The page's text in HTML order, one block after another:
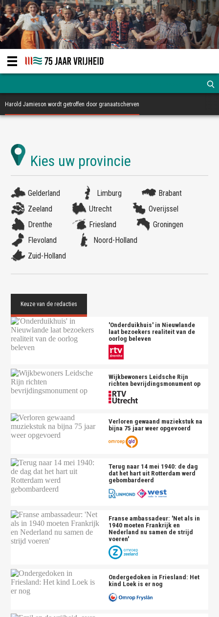
Harold Jamieson wordt getroffen door granaatscherven
Gelderland Limburg
Brabant
Zeeland
Utrecht
Overijssel
Drenthe
Friesland
Groningen
Flevoland
Noord-Holland
Zuid-Holland
'Onderduikhuis' in Nieuwlande
laat bezoekers realiteit van de
oorlog beleven
Wijkbewoners Leidsche Rijn
richten bevrijdingsmonument op
Verloren gewaand muziekstuk na
bijna 75 jaar weer opgevoerd
Terug naar 14 mei 1940: de dag
dat het hart uit Rotterdam werd
gebombardeerd
Franse ambassadeur: 'Net als in
1940 moeten Frankrijk en
Nederland nu samen de strijd
voeren'
Ondergedoken in Friesland: Het
kind Loek is er nog